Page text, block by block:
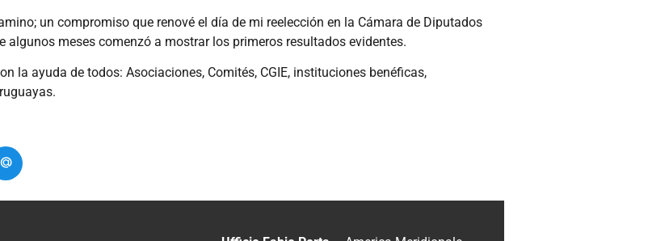
un compromiso que renové el día de mi reelección en la Cámara de Diputados
meses comenzó a mostrar los primeros resultados evidentes.
la ayuda de todos: Asociaciones, Comités, CGIE, instituciones benéficas,